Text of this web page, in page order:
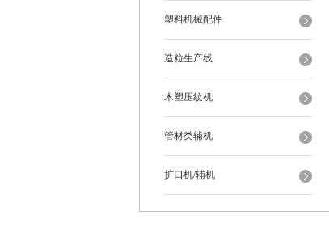
塑料机械配件
造粒生产线
木塑压纹机
管材类辅机
扩口机/辅机